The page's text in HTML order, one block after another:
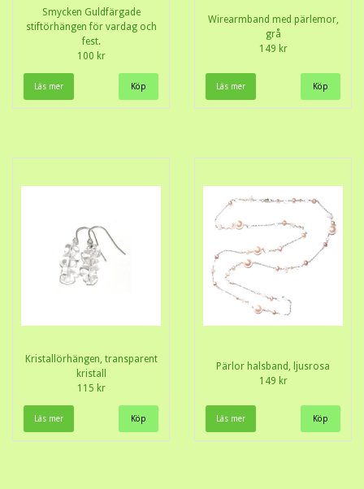
Smycken Guldfärgade
stiftörhängen för vardag och
fest.
100 kr
Läs mer
Wirearmband med pärlemor,
grå
149 kr
Läs mer
Kristallörhängen, transparent
kristall
115 kr
Läs mer
Pärlor halsband, ljusrosa
149 kr
Läs mer